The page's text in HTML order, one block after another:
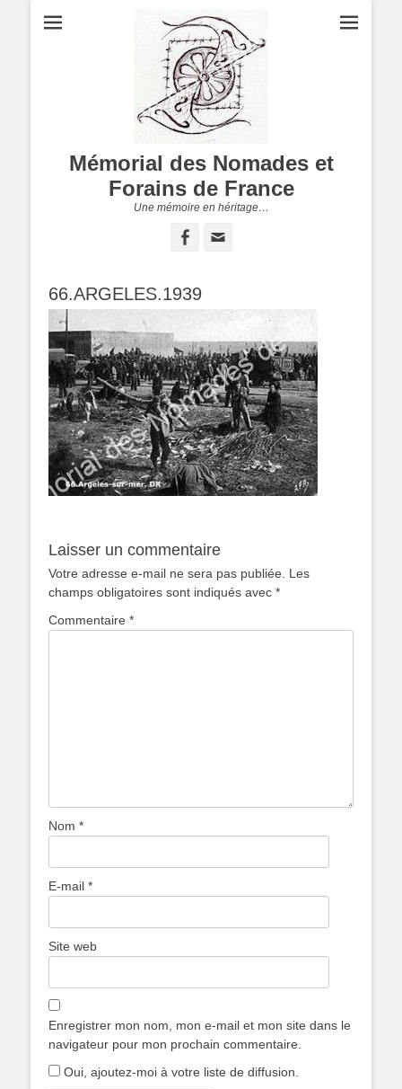
Mémorial des Nomades et
Forains de France
Une mémoire en héritage…
Facebook
66.ARGELES.1939
Laisser un commentaire
Votre adresse e-mail ne sera pas publiée.
Les
champs obligatoires sont indiqués avec *
Commentaire *
Nom *
E-mail *
Site web
Enregistrer mon nom, mon e-mail et mon site dans le
navigateur pour mon prochain commentaire.
Oui, ajoutez-moi à votre liste de diffusion.